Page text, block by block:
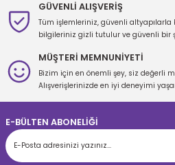
Gönder
GÜVENLİ ALIŞVERİŞ
Tüm işlemleriniz, güvenli altyapılarla
bilgileriniz gizli tutulur ve güvenli bir
MÜŞTERİ MEMNUNİYETİ
Bizim için en önemli şey, siz değerli
Alışverişlerinizde en iyi deneyimi
E-BÜLTEN ABONELİĞİ